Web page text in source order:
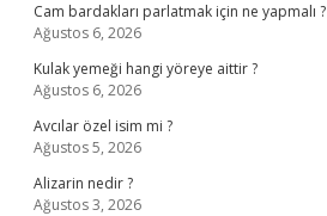
Cam bardakları parlatmak için ne yapmalı ?
Ağustos 6, 2026
Kulak yemeği hangi yöreye aittir ?
Ağustos 6, 2026
Avcılar özel isim mi ?
Ağustos 5, 2026
Alizarin nedir ?
Ağustos 3, 2026